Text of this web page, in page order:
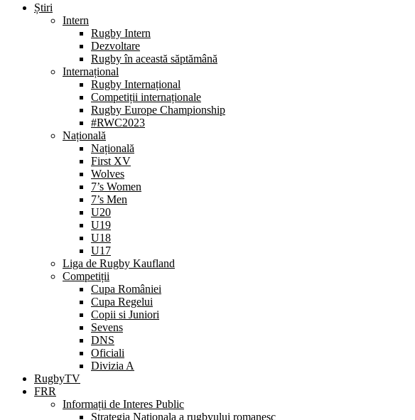
Știri
Intern
Rugby Intern
Dezvoltare
Rugby în această săptămână
Internațional
Rugby Internațional
Competiții internaționale
Rugby Europe Championship
#RWC2023
Națională
Națională
First XV
Wolves
7’s Women
7’s Men
U20
U19
U18
U17
Liga de Rugby Kaufland
Competiții
Cupa României
Cupa Regelui
Copii si Juniori
Sevens
DNS
Oficiali
Divizia A
RugbyTV
FRR
Informații de Interes Public
Strategia Nationala a rugbyului romanesc